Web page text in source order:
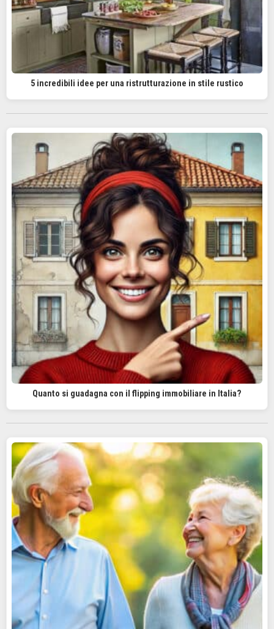
5 incredibili idee per una ristrutturazione in stile rustico
Quanto si guadagna con il flipping immobiliare in Italia?